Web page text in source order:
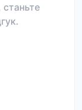
станьте